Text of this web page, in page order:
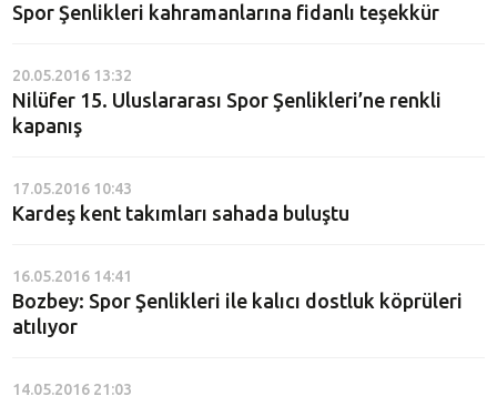
Spor Şenlikleri kahramanlarına fidanlı teşekkür
20.05.2016 13:32
Nilüfer 15. Uluslararası Spor Şenlikleri’ne renkli
kapanış
17.05.2016 10:43
Kardeş kent takımları sahada buluştu
16.05.2016 14:41
Bozbey: Spor Şenlikleri ile kalıcı dostluk köprüleri
atılıyor
14.05.2016 21:03